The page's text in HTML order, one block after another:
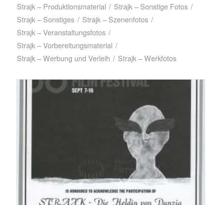
Strajk – Produktionsmaterial / Strajk – Sonstige Fotos /
Strajk – Sonstiges / Strajk – Szenenfotos /
Strajk – Veranstaltungsfotos /
Strajk – Vorbereitungsmaterial /
Strajk – Werbung und Verleih / Strajk – Werkfotos